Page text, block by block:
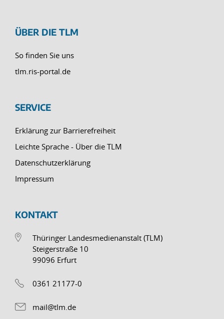
ÜBER DIE TLM
So finden Sie uns
tlm.ris-portal.de
SERVICE
Erklärung zur Barrierefreiheit
Leichte Sprache - Über die TLM
Datenschutzerklärung
Impressum
KONTAKT
Thüringer Landesmedienanstalt (TLM)
Steigerstraße 10
99096 Erfurt
0361 21177-0
mail@tlm.de